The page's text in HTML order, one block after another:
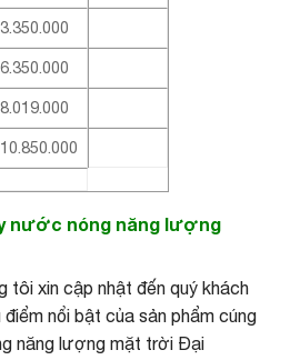
3.350.000
6.350.000
8.019.000
10.850.000
nước nóng năng lượng
tôi xin cập nhật đến quý khách
nổi bật của sản phẩm cúng
năng lượng mặt trời Đại